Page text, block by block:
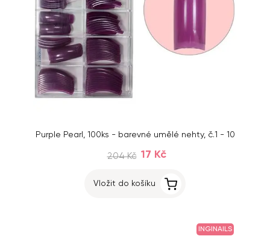
Purple Pearl, 100ks - barevné umělé nehty, č.1 - 10
204 Kč 17 Kč
Vložit do košíku
INGINAILS